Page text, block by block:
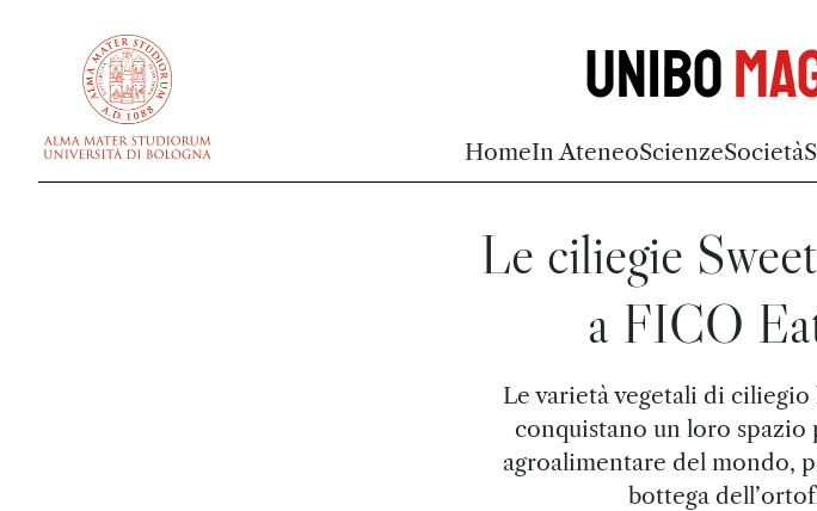
Unibo
HomeIn AteneoScienzeSocietà
Le ciliegie
a FICO
Le varietà vegetali di
conquistano un loro spazio
agroalimentare del mondo,
bottega